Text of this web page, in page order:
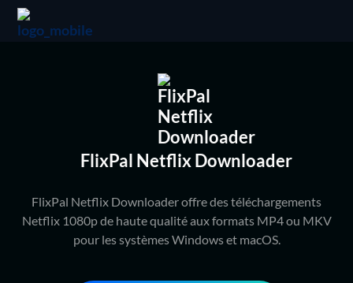
FlixPal Netflix Downloader
FlixPal Netflix Downloader offre des téléchargements
Netflix 1080p de haute qualité aux formats MP4 ou MKV
pour les systèmes Windows et macOS.